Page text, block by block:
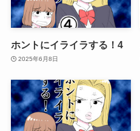
ホントにイライラする！4
2025年6月8日